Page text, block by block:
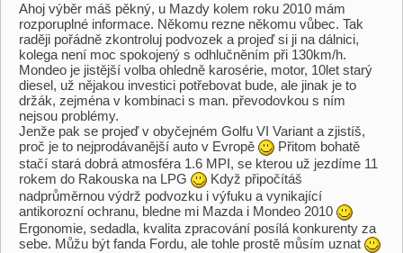
Ahoj výběr máš pěkný, u Mazdy kolem roku 2010 mám
rozporuplné informace. Někomu rezne někomu vůbec. Tak
raději pořádně zkontroluj podvozek a projeď si ji na dálnici,
kolega není moc spokojený s odhlučněním při 130km/h.
Mondeo je jistější volba ohledně karosérie, motor, 10let starý
diesel, už nějakou investici potřebovat bude, ale jinak je to
držák, zejména v kombinaci s man. převodovkou s ním
nejsou problémy.
Jenže pak se projeď v obyčejném Golfu VI Variant a zjistíš,
proč je to nejprodávanější auto v Evropě
Přitom bohatě
stačí stará dobrá atmosféra 1.6 MPI, se kterou už jezdíme 11
rokem do Rakouska na LPG
Když připočítáš
nadprůměrnou výdrž podvozku i výfuku a vynikající
antikorozní ochranu, bledne mi Mazda i Mondeo 2010
Ergonomie, sedadla, kvalita zpracování posílá konkurenty za
sebe. Můžu být fanda Fordu, ale tohle prostě můsím uznat